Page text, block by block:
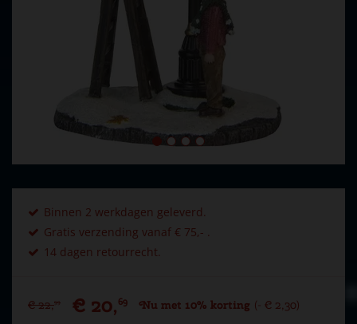
Binnen 2 werkdagen geleverd.
Gratis verzending vanaf € 75,- .
14 dagen retourrecht.
€ 22,99 € 20,69 Nu met 10% korting € 2,30